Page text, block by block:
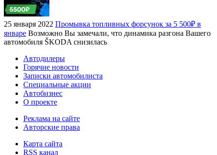
25 января 2022 Промывка топливных форсунок за 5 500₽ в
январе Возможно Вы замечали, что динамика разгона Вашего
автомобиля ŠKODA снизилась
Автодилеры
Горячие новости
Записки автомобилиста
Специальные акции
Автобизнес
О проекте
Реклама на сайте
Авторские права
Карта сайта
RSS канал